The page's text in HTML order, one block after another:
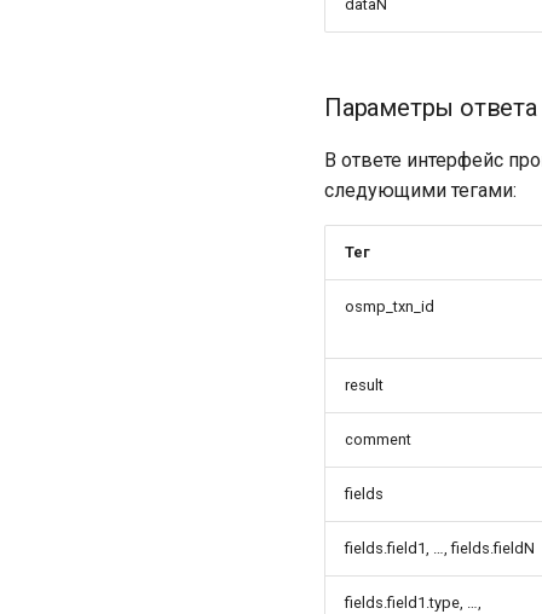
dataN
Параметры ответа
В ответе интерфейс
следующими тегами:
Тег
osmp_txn_id
result
comment
fields
fields.field1, …, fields.fieldN
fields.field1.type, …,